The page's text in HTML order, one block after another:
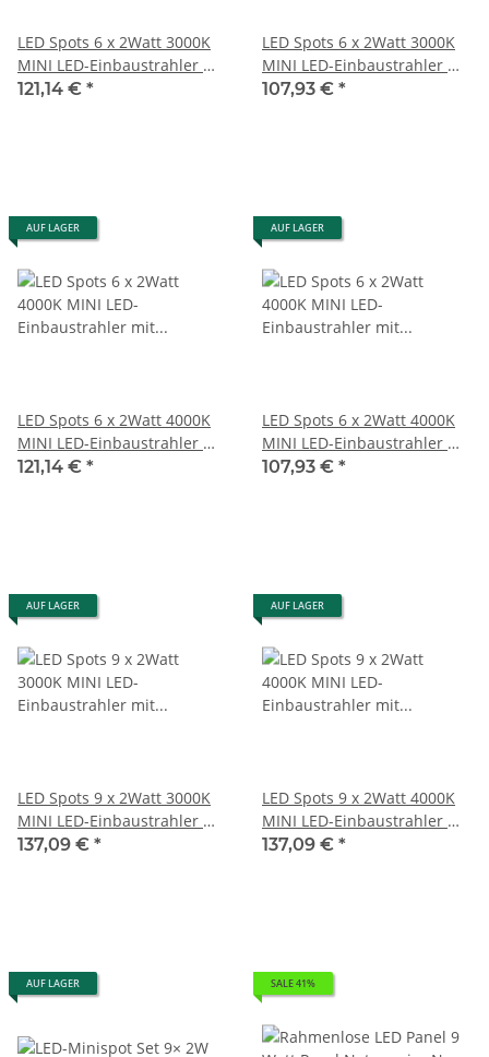
LED Spots 6 x 2Watt 3000K
MINI LED-Einbaustrahler mit
Wifi Controller Dimmbar
121,14 € *
LED Spots 6 x 2Watt 3000K
MINI LED-Einbaustrahler mit
Wifi Controller Dimmbar
107,93 € *
AUF LAGER
LED Spots 6 x 2Watt 4000K
MINI LED-Einbaustrahler mit
Wifi Controller Dimmbar
121,14 € *
AUF LAGER
LED Spots 6 x 2Watt 4000K
MINI LED-Einbaustrahler mit
Wifi Controller Dimmbar
107,93 € *
AUF LAGER
LED Spots 9 x 2Watt 3000K
MINI LED-Einbaustrahler mit
Wifi Controller Dimmbar
137,09 € *
AUF LAGER
LED Spots 9 x 2Watt 4000K
MINI LED-Einbaustrahler mit
Wifi Controller Dimmbar
137,09 € *
AUF LAGER SALE 41%